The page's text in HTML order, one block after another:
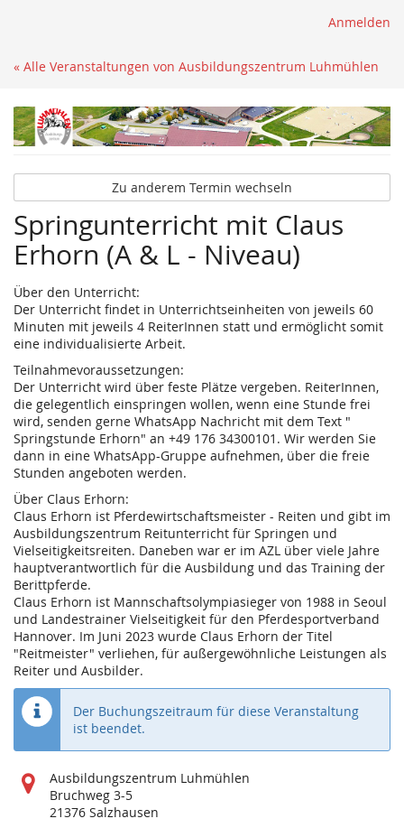
Anmelden
« Alle Veranstaltungen von Ausbildungszentrum Luhmühlen
Zu anderem Termin wechseln
Springunterricht mit Claus
Erhorn (A & L - Niveau)
Über den Unterricht:
Der Unterricht findet in Unterrichtseinheiten von jeweils 60
Minuten mit jeweils 4 ReiterInnen statt und ermöglicht somit
eine individualisierte Arbeit.
Teilnahmevoraussetzungen:
Der Unterricht wird über feste Plätze vergeben. ReiterInnen,
die gelegentlich einspringen wollen, wenn eine Stunde frei
wird, senden gerne WhatsApp Nachricht mit dem Text "
Springstunde Erhorn" an +49 176 34300101. Wir werden Sie
dann in eine WhatsApp-Gruppe aufnehmen, über die freie
Stunden angeboten werden.
Über Claus Erhorn:
Claus Erhorn ist Pferdewirtschaftsmeister - Reiten und gibt im
Ausbildungszentrum Reitunterricht für Springen und
Vielseitigkeitsreiten. Daneben war er im AZL über viele Jahre
hauptverantwortlich für die Ausbildung und das Training der
Berittpferde.
Claus Erhorn ist Mannschaftsolympiasieger von 1988 in Seoul
und Landestrainer Vielseitigkeit für den Pferdesportverband
Hannover. Im Juni 2023 wurde Claus Erhorn der Titel
"Reitmeister" verliehen, für außergewöhnliche Leistungen als
Reiter und Ausbilder.
Der Buchungszeitraum für diese Veranstaltung
ist beendet.
Wo
findet
diese
Ausbildungszentrum Luhmühlen
Bruchweg 3-5
21376 Salzhausen